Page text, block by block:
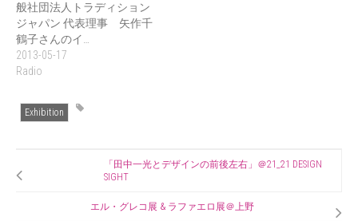
般社団法人トラディション
ジャパン 代表理事 矢作千
鶴子さんのイ…
2013-05-17
Radio
Exhibition
「田中一光とデザインの前後左右」＠21_21 DESIGN
SIGHT
エル・グレコ展 & ラファエロ展＠上野